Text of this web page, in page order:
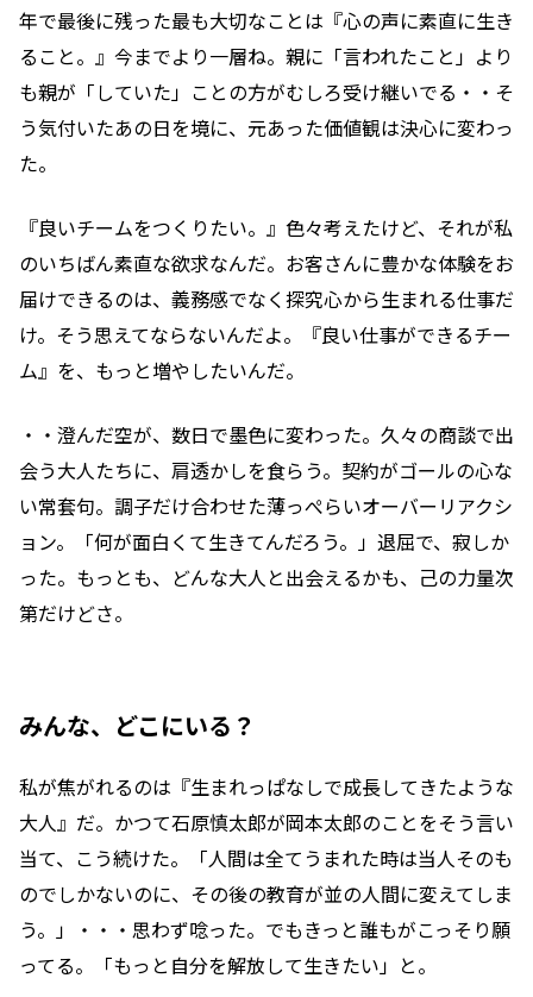
年で最後に残った最も大切なことは『心の声に素直に生き
ること。』今までより一層ね。親に「言われたこと」より
も親が「していた」ことの方がむしろ受け継いでる・・そ
う気付いたあの日を境に、元あった価値観は決心に変わっ
た。
『良いチームをつくりたい。』色々考えたけど、それが私
のいちばん素直な欲求なんだ。お客さんに豊かな体験をお
届けできるのは、義務感でなく探究心から生まれる仕事だ
け。そう思えてならないんだよ。『良い仕事ができるチー
ム』を、もっと増やしたいんだ。
・・澄んだ空が、数日で墨色に変わった。久々の商談で出
会う大人たちに、肩透かしを食らう。契約がゴールの心な
い常套句。調子だけ合わせた薄っぺらいオーバーリアクシ
ョン。「何が面白くて生きてんだろう。」退屈で、寂しか
った。もっとも、どんな大人と出会えるかも、己の力量次
第だけどさ。
みんな、どこにいる？
私が焦がれるのは『生まれっぱなしで成長してきたような
大人』だ。かつて石原慎太郎が岡本太郎のことをそう言い
当て、こう続けた。「人間は全てうまれた時は当人そのも
のでしかないのに、その後の教育が並の人間に変えてしま
う。」・・・思わず唸った。でもきっと誰もがこっそり願
ってる。「もっと自分を解放して生きたい」と。